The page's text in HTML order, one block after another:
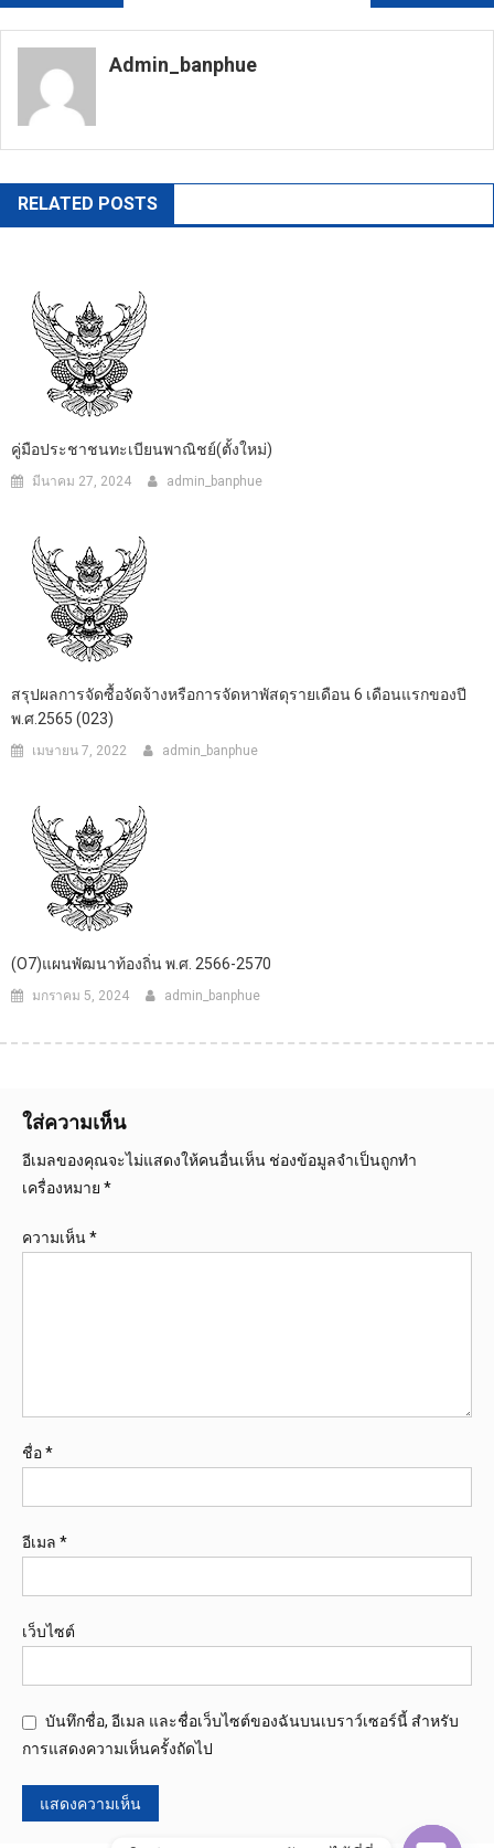
เรื่อง
Admin_banphue
RELATED POSTS
คู่มือประชาชนทะเบียนพาณิชย์(ตั้งใหม่)
มีนาคม 27, 2024 admin_banphue
สรุปผลการจัดซื้อจัดจ้างหรือการจัดหาพัสดุรายเดือน 6 เดือนแรกของปี
พ.ศ.2565 (023)
เมษายน 7, 2022 admin_banphue
(O7)แผนพัฒนาท้องถิ่น พ.ศ. 2566-2570
มกราคม 5, 2024 admin_banphue
ใส่ความเห็น
อีเมลของคุณจะไม่แสดงให้คนอื่นเห็น ช่องข้อมูลจำเป็นถูกทำ
เครื่องหมาย *
ความเห็น*
ชื่อ*
อีเมล *
เว็บไซต์
บันทึกชื่อ, อีเมล และชื่อเว็บไซต์ของฉันบนเบราว์เซอร์นี้ สำหรับ
การแสดงความเห็นครั้งถัดไป